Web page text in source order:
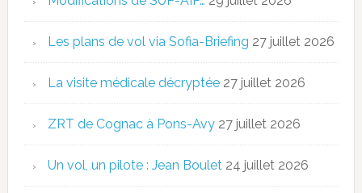
Les plans de vol via Sofia-Briefing 27 juillet 2026
La visite médicale décryptée 27 juillet 2026
ZRT de Cognac à Pons-Avy 27 juillet 2026
Un vol, un pilote : Jean Boulet 24 juillet 2026